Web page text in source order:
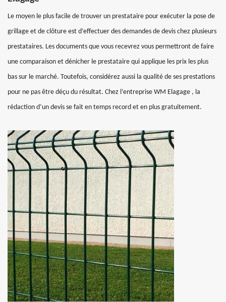
Le moyen le plus facile de trouver un prestataire pour exécuter la pose de
grillage et de clôture est d’effectuer des demandes de devis chez plusieurs
prestataires. Les documents que vous recevrez vous permettront de faire
une comparaison et dénicher le prestataire qui applique les prix les plus
bas sur le marché. Toutefois, considérez aussi la qualité de ses prestations
pour ne pas être déçu du résultat. Chez l’entreprise WM Elagage , la
rédaction d’un devis se fait en temps record et en plus gratuitement.